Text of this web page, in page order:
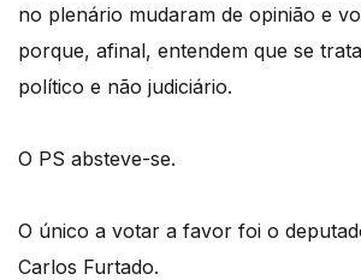
no plenário mudaram de opinião e
porque, afinal, entendem que se
político e não judiciário.
O PS absteve-se.
O único a votar a favor foi o
Carlos Furtado.